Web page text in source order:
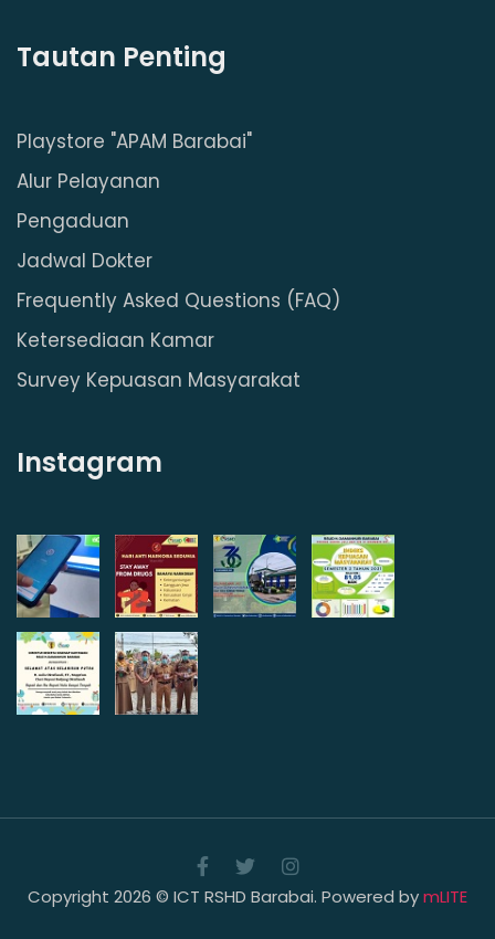
Tautan Penting
Playstore "APAM Barabai"
Alur Pelayanan
Pengaduan
Jadwal Dokter
Frequently Asked Questions (FAQ)
Ketersediaan Kamar
Survey Kepuasan Masyarakat
Instagram
Copyright 2026 © ICT RSHD Barabai. Powered bymLITE